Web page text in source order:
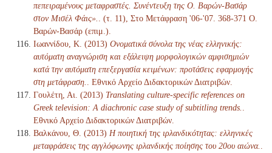
πεπειραμένους μεταφραστές. Συνέντευξη της Ο. Βαρών-Βασάρ
στον Μισέλ Φάις».
. (τ. 11), Στο Μετάφραση '06-'07. 368-371 Ο.
Βαρών-Βασάρ (επιμ.).
Ιωαννίδου, Κ. (2013) Ονοματικά σύνολα της νέας ελληνικής:
αυτόματη αναγνώριση και εξάλειψη μορφολογικών αμφισημιών
κατά την αυτόματη επεξεργασία κειμένων: προτάσεις εφαρμογής
στη μετάφραση.
. Εθνικό Αρχείο Διδακτορικών Διατριβών.
Γουλέτη, Αι. (2013) Translating culture-specific references on
Greek television: A diachronic case study of subtitling trends.
Εθνικό Αρχείο Διδακτορικών Διατριβών.
Βαλκάνου, Θ. (2013) Η ποιητική της ιρλανδικότητας: ελληνικές
μεταφράσεις της αγγλόφωνης ιρλανδικής ποίησης του 20ου αιώνα.